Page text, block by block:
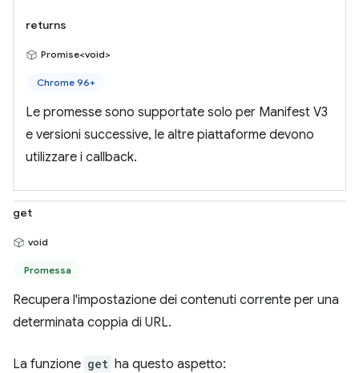
returns
Promise<void>
Chrome 96+
Le promesse sono supportate solo per Manifest V3
e versioni successive, le altre piattaforme devono
utilizzare i callback.
get
void
Promessa
Recupera l'impostazione dei contenuti corrente per una
determinata coppia di URL.
La funzione get ha questo aspetto: